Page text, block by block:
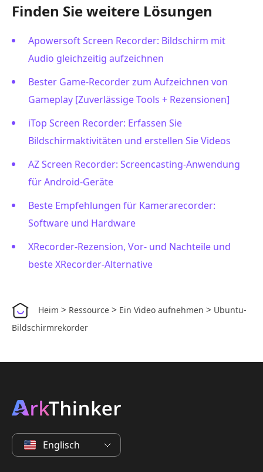
Finden Sie weitere Lösungen
Apowersoft Screen Recorder: Bildschirm mit
Audio gleichzeitig aufzeichnen
Bester Game-Recorder zum Aufzeichnen von
Gameplay [Zuverlässige Tools + Rezensionen]
iTop Screen Recorder: Erfassen Sie
Bildschirmaktivitäten und erstellen Sie Videos
AZ Screen Recorder: Screencasting-Anwendung
für Android-Geräte
Beste Empfehlungen für Kamerarecorder:
Software und Hardware
XRecorder-Rezension, Vor- und Nachteile und
beste XRecorder-Alternative
Heim > Ressource > Ein Video aufnehmen > Ubuntu-
Bildschirmrekorder
Englisch